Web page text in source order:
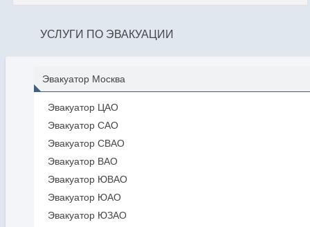
УСЛУГИ ПО ЭВАКУАЦИИ
Эвакуатор Москва
Эвакуатор ЦАО
Эвакуатор САО
Эвакуатор СВАО
Эвакуатор ВАО
Эвакуатор ЮВАО
Эвакуатор ЮАО
Эвакуатор ЮЗАО